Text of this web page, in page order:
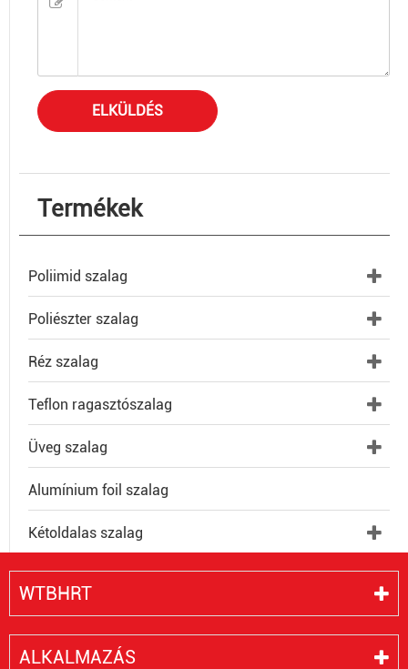
ELKÜLDÉS
Termékek
Poliimid szalag
Poliészter szalag
Réz szalag
Teflon ragasztószalag
Üveg szalag
Alumínium foil szalag
Kétoldalas szalag
WTBHRT
ALKALMAZÁS